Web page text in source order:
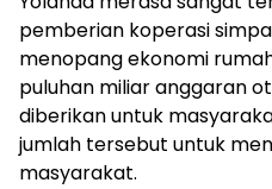
pemberian koperasi
menopang ekonomi
puluhan miliar anggaran
diberikan untuk
jumlah tersebut untuk
masyarakat.